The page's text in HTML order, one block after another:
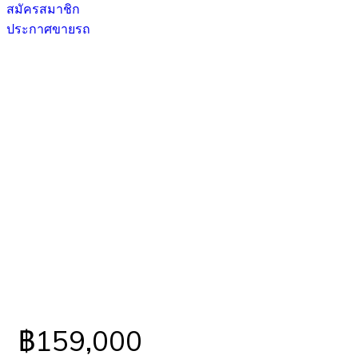
สมัครสมาชิก
ประกาศขายรถ
฿159,000